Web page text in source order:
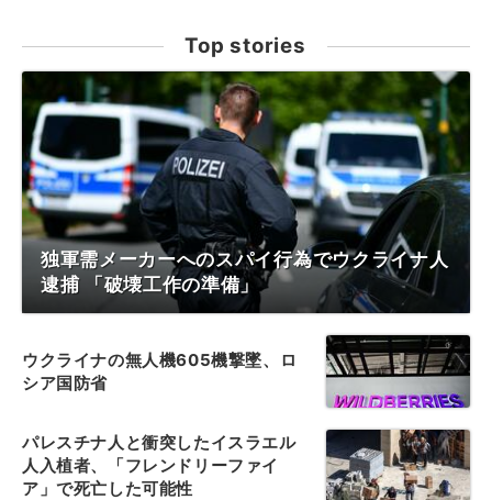
Top stories
独軍需メーカーへのスパイ行為でウクライナ人
逮捕 「破壊工作の準備」
ウクライナの無人機605機撃墜、ロ
シア国防省
パレスチナ人と衝突したイスラエル
人入植者、「フレンドリーファイ
ア」で死亡した可能性